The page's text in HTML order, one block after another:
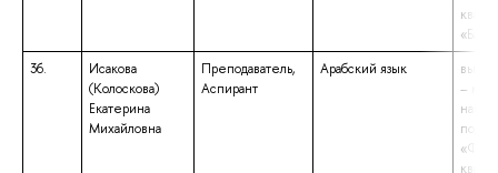
36.
Исакова
(Колоскова)
Екатерина
Михайловна
Преподаватель,
Аспирант
Арабский язык
–